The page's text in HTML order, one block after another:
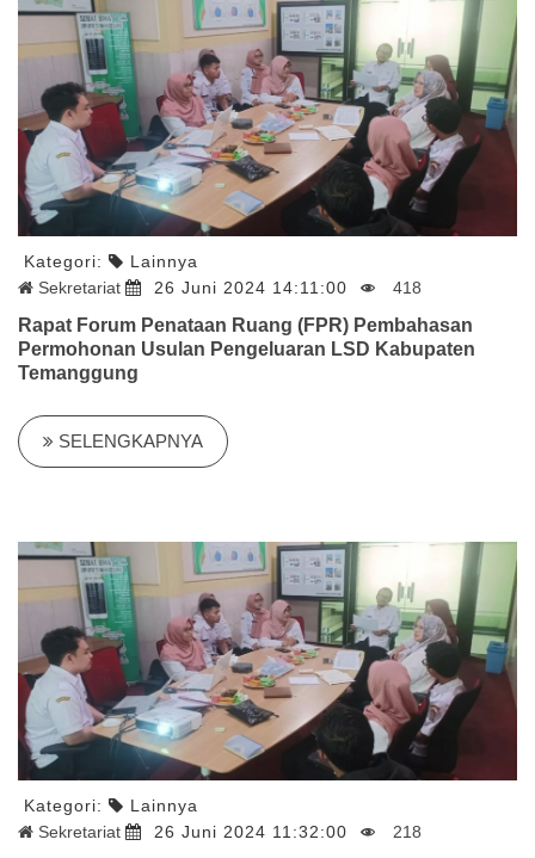
Kategori:
Lainnya
Sekretariat
26 Juni 2024 14:11:00 418
Rapat Forum Penataan Ruang (FPR) Pembahasan
Permohonan Usulan Pengeluaran LSD Kabupaten
Temanggung
SELENGKAPNYA
Kategori:
Lainnya
Sekretariat
26 Juni 2024 11:32:00 218